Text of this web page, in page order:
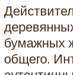
бумажных
общего.